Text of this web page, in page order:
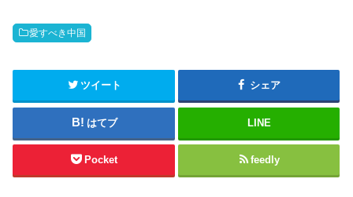
愛すべき中国
ツイート シェア
はてブ LINE
Pocket feedly